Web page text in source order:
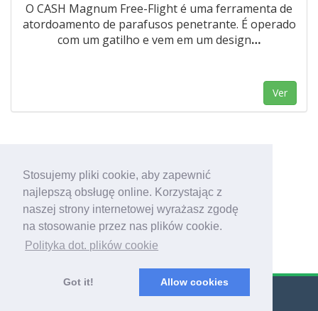
Stosujemy pliki cookie, aby zapewnić
najlepszą obsługę online. Korzystając z
naszej strony internetowej wyrażasz zgodę
na stosowanie przez nas plików cookie.
Polityka dot. plików cookie
Got it! Allow cookies
O CASH Magnum Free-Flight é uma ferramenta de
atordoamento de parafusos penetrante. É operado
com um gatilho e vem em um design…
Ver
1
© Export Worldwide 2026